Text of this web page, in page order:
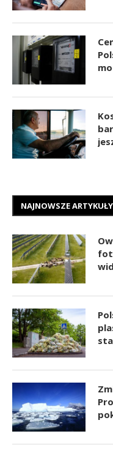
NAJNOWSZE ARTYKUŁY